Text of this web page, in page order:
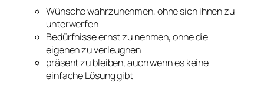
Wünsche wahrzunehmen, ohne sich ihnen zu
unterwerfen
Bedürfnisse ernst zu nehmen, ohne die
eigenen zu verleugnen
präsent zu bleiben, auch wenn es keine
einfache Lösung gibt